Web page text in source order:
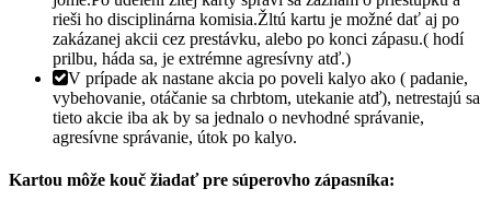
rieši ho disciplinárna komisia.Žltú kartu je možné dať aj po
zakázanej akcii cez prestávku, alebo po konci zápasu.( hodí
prilbu, háda sa, je extrémne agresívny atď.)
V prípade ak nastane akcia po poveli kalyo ako ( padanie,
vybehovanie, otáčanie sa chrbtom, utekanie atď), netrestajú sa
tieto akcie iba ak by sa jednalo o nevhodné správanie,
agresívne správanie, útok po kalyo.
Kartou môže kouč žiadať pre súperovho zápasníka: